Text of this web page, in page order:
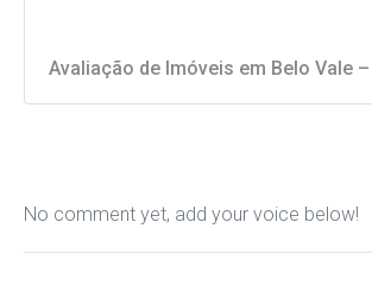
Avaliação de Imóveis em Belo Vale –
No comment yet, add your voice below!